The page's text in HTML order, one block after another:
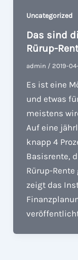
Uncategorized
Das sind
Rürup-
admin / 2019-
Es ist eine
und etwas
meistens
Auf eine
knapp 4
Basisrente,
Rürup-
zeigt das